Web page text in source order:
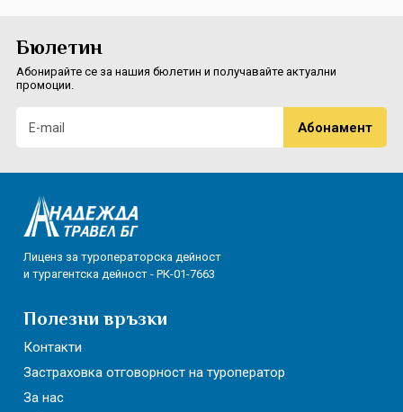
Бюлетин
Абонирайте се за нашия бюлетин и получавайте актуални
промоции.
Лиценз за туроператорска дейност
и турагентска дейност - РК-01-7663
Полезни връзки
Контакти
Застраховка отговорност на туроператор
За нас